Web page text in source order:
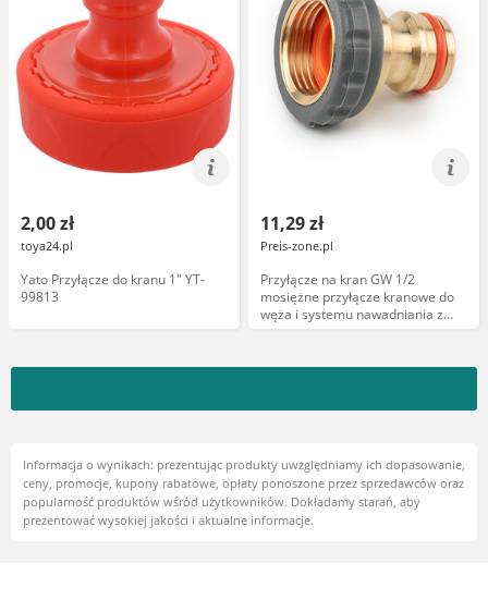
2,00 zł
toya24.pl
Yato Przyłącze do kranu 1" YT-
99813
11,29 zł
Preis-zone.pl
Przyłącze na kran GW 1/2
mosiężne przyłącze kranowe do
węża i systemu nawadniania z
gwintem wewnętrznym BRASS
Informacja o wynikach: prezentując produkty uwzględniamy ich dopasowanie,
ceny, promocje, kupony rabatowe, opłaty ponoszone przez sprzedawców oraz
popularność produktów wśród użytkowników. Dokładamy starań, aby
prezentować wysokiej jakości i aktualne informacje.